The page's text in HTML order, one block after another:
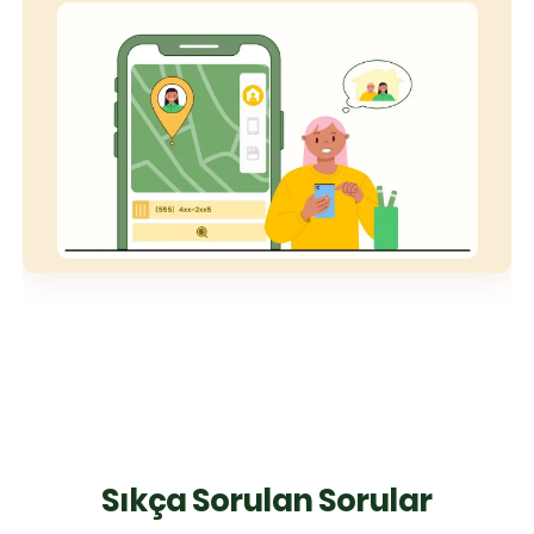
Sıkça Sorulan Sorular